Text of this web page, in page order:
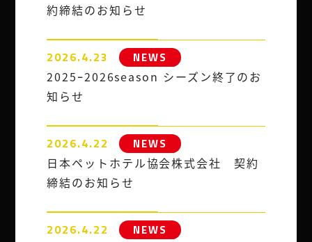
約締結のお知らせ
2026.4.23 NEWS
2025ｰ2026season シーズン終了のお
知らせ
2026.4.22 NEWS
日本ペットホテル協会株式会社 契約
締結のお知らせ
2026.4.22 NEWS